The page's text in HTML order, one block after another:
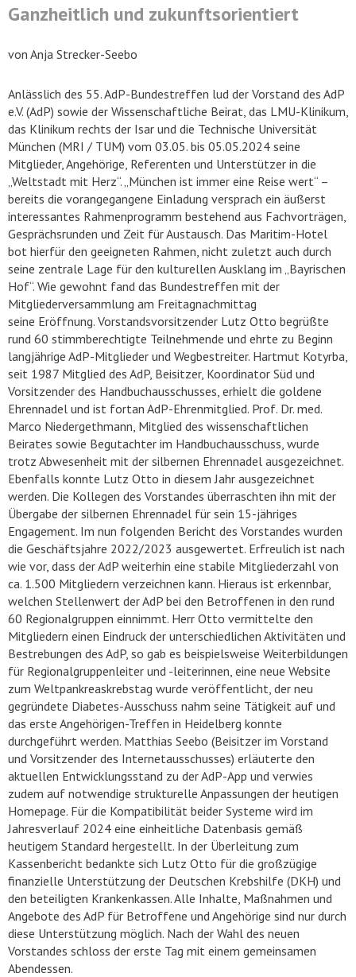
Ganzheitlich und zukunftsorientiert
von Anja Strecker-Seebo
Anlässlich des 55. AdP-Bundestreffen lud der Vorstand des AdP
e.V. (AdP) sowie der Wissenschaftliche Beirat, das LMU-Klinikum,
das Klinikum rechts der Isar und die Technische Universität
München (MRI / TUM) vom 03.05. bis 05.05.2024 seine
Mitglieder, Angehörige, Referenten und Unterstützer in die
„Weltstadt mit Herz“. „München ist immer eine Reise wert“ –
bereits die vorangegangene Einladung versprach ein äußerst
interessantes Rahmenprogramm bestehend aus Fachvorträgen,
Gesprächsrunden und Zeit für Austausch. Das Maritim-Hotel
bot hierfür den geeigneten Rahmen, nicht zuletzt auch durch
seine zentrale Lage für den kulturellen Ausklang im „Bayrischen
Hof“. Wie gewohnt fand das Bundestreffen mit der
Mitgliederversammlung am Freitagnachmittag
seine Eröffnung. Vorstandsvorsitzender Lutz Otto begrüßte
rund 60 stimmberechtigte Teilnehmende und ehrte zu Beginn
langjährige AdP-Mitglieder und Wegbestreiter. Hartmut Kotyrba,
seit 1987 Mitglied des AdP, Beisitzer, Koordinator Süd und
Vorsitzender des Handbuchausschusses, erhielt die goldene
Ehrennadel und ist fortan AdP-Ehrenmitglied. Prof. Dr. med.
Marco Niedergethmann, Mitglied des wissenschaftlichen
Beirates sowie Begutachter im Handbuchausschuss, wurde
trotz Abwesenheit mit der silbernen Ehrennadel ausgezeichnet.
Ebenfalls konnte Lutz Otto in diesem Jahr ausgezeichnet
werden. Die Kollegen des Vorstandes überraschten ihn mit der
Übergabe der silbernen Ehrennadel für sein 15-jähriges
Engagement. Im nun folgenden Bericht des Vorstandes wurden
die Geschäftsjahre 2022/2023 ausgewertet. Erfreulich ist nach
wie vor, dass der AdP weiterhin eine stabile Mitgliederzahl von
ca. 1.500 Mitgliedern verzeichnen kann. Hieraus ist erkennbar,
welchen Stellenwert der AdP bei den Betroffenen in den rund
60 Regionalgruppen einnimmt. Herr Otto vermittelte den
Mitgliedern einen Eindruck der unterschiedlichen Aktivitäten und
Bestrebungen des AdP, so gab es beispielsweise Weiterbildungen
für Regionalgruppenleiter und -leiterinnen, eine neue Website
zum Weltpankreaskrebstag wurde veröffentlicht, der neu
gegründete Diabetes-Ausschuss nahm seine Tätigkeit auf und
das erste Angehörigen-Treffen in Heidelberg konnte
durchgeführt werden. Matthias Seebo (Beisitzer im Vorstand
und Vorsitzender des Internetausschusses) erläuterte den
aktuellen Entwicklungsstand zu der AdP-App und verwies
zudem auf notwendige strukturelle Anpassungen der heutigen
Homepage. Für die Kompatibilität beider Systeme wird im
Jahresverlauf 2024 eine einheitliche Datenbasis gemäß
heutigem Standard hergestellt. In der Überleitung zum
Kassenbericht bedankte sich Lutz Otto für die großzügige
finanzielle Unterstützung der Deutschen Krebshilfe (DKH) und
den beteiligten Krankenkassen. Alle Inhalte, Maßnahmen und
Angebote des AdP für Betroffene und Angehörige sind nur durch
diese Unterstützung möglich. Nach der Wahl des neuen
Vorstandes schloss der erste Tag mit einem gemeinsamen
Abendessen.